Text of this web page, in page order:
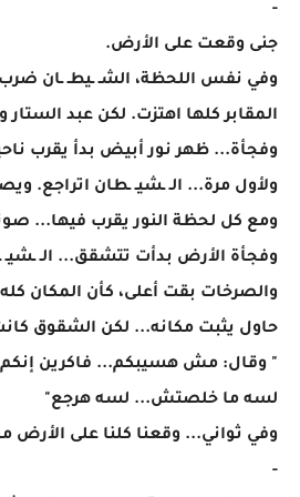
-
جنى وقعت على الأرض.
وفي نفس اللحظة، الشـ ـيطـ ـان
المقابر كلها اهتزت. لكن عبد الستار
وفجأة... ظهر نور أبيض بدأ يقرب
ولأول مرة... الـ ـشيـ ـطان اتراجع.
ومع كل لحظة النور يقرب فيها...
وفجأة الأرض بدأت تتشقق... الـ ـشيـ
والصرخات بقت أعلى، كأن المكان
حاول يثبت مكانه... لكن الشقوق
" وقال: مش هسيبكم... فاكرين إنكم
لسه ما خلصتش... لسه هرجع"
وفي ثواني... وقعنا كلنا على الأرض
-